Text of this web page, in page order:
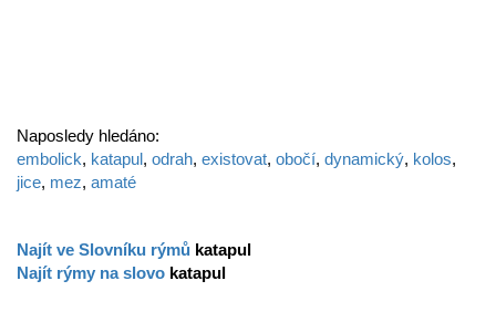
Naposledy hledáno:
embolick, katapul, odrah, existovat, obočí, dynamický, kolos,
jice, mez, amaté
Najít ve Slovníku rýmů katapul
Najít rýmy na slovo katapul